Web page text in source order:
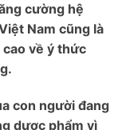
cường hệ
Nam cũng là
về ý thức
con người đang
dược phẩm vì